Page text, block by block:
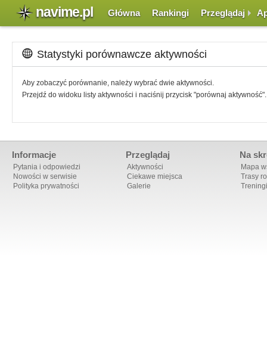
navime.pl Główna Rankingi Przeglądaj
Statystyki porównawcze aktywności
Aby zobaczyć porównanie, należy wybrać dwie aktywności.
Przejdź do widoku listy aktywności i naciśnij przycisk "porównaj aktywność".
Informacje
Pytania i odpowiedzi
Nowości w serwisie
Polityka prywatności
Przeglądaj
Aktywności
Ciekawe miejsca
Galerie
Na
Mapa
Trasy